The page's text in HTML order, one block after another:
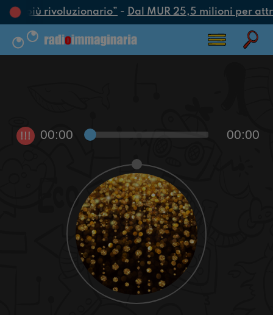
più rivoluzionario”- Dal MUR 25,5 milioni per
!!! 00:00 00:00